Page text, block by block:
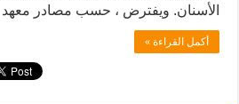
الأسنان. ويفترض ، حسب مصادر
أكمل القراءة »